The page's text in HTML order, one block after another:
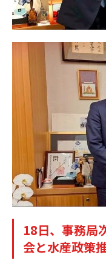
18日、事務局
会と水産政策